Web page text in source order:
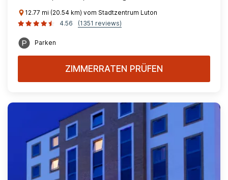
12.77 mi (20.54 km) vom Stadtzentrum Luton
4.56
(1351 reviews)
Parken
ZIMMERRATEN PRÜFEN